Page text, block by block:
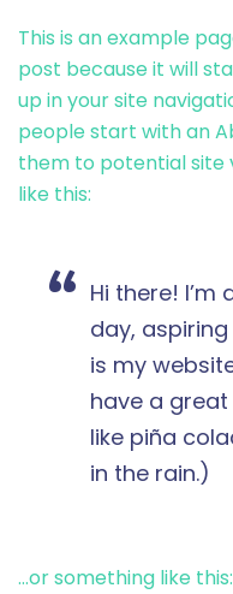
This is an example
post because it will
up in your site
people start with an
them to potential site
like this:
Hi there! I’m
day,
is my
have a
like piña
in the rain.)
…or something like this: